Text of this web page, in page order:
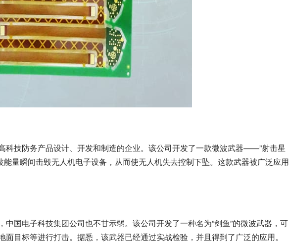
科技防务产品设计、开发和制造的企业。该公司开发了一款微波武器——”射击星
能量瞬间击毁无人机电子设备，从而使无人机失去控制下坠。这款武器被广泛应用
中国电子科技集团公司也不甘示弱。该公司开发了一种名为”剑鱼”的微波武器，可
面目标等进行打击。据悉，该武器已经通过实战检验，并且得到了广泛的应用。